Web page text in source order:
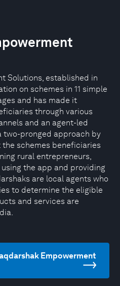
Solutions, established in
on schemes in 11 simple
and has made it
through various
and an agent-led
two-pronged approach by
schemes beneficiaries
rural entrepreneurs,
the app and providing
are local agents who
to determine the eligible
and services are
Empowerment